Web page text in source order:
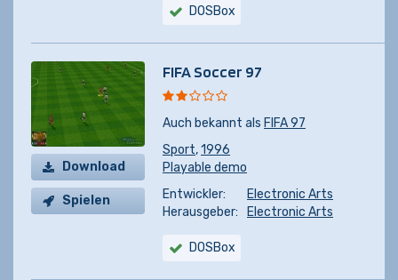
DOSBox
Download
Spielen
FIFA Soccer 97
Auch bekannt als FIFA 97
Sport,1996
Playable demo
Entwickler:
Electronic Arts
Herausgeber:
Electronic Arts
DOSBox